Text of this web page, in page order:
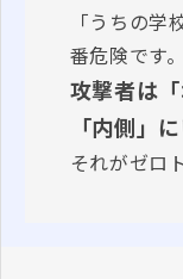
「うちの
番危険です。
攻撃者は
「内側」
それがゼロ